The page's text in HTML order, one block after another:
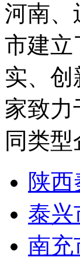
河南、
市建立
实、创
家致力
同类型
陕
泰兴
南充